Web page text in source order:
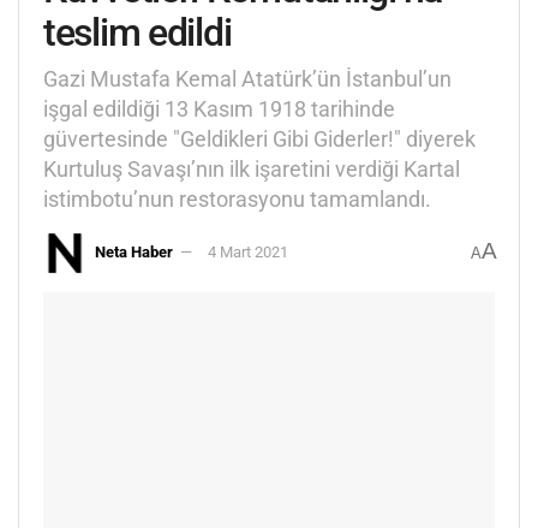
teslim edildi
Gazi Mustafa Kemal Atatürk’ün İstanbul’un
işgal edildiği 13 Kasım 1918 tarihinde
güvertesinde "Geldikleri Gibi Giderler!" diyerek
Kurtuluş Savaşı’nın ilk işaretini verdiği Kartal
istimbotu’nun restorasyonu tamamlandı.
Neta Haber 4 Mart 2021 AA